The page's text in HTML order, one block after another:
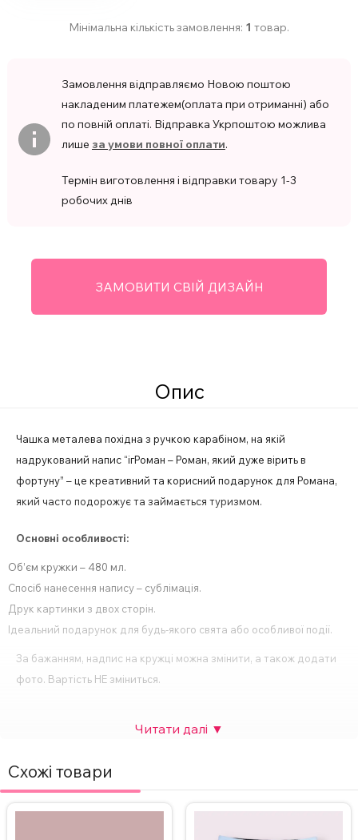
Мінімальна кількість замовлення: 1 товар.
Замовлення відправляємо Новою поштою
накладеним платежем(оплата при отриманні) або
по повній оплаті. Відправка Укрпоштою можлива
лише за умови повної оплати.
Термін виготовлення і відправки товару 1-3
робочих днів
ЗАМОВИТИ СВІЙ ДИЗАЙН
Опис
Чашка металева похідна з ручкою карабіном, на якій
надрукований напис “ігРоман – Роман, який дуже вірить в
фортуну” – це креативний та корисний подарунок для Романа,
який часто подорожує та займається туризмом.
Основні особливості:
Об’єм кружки – 480 мл.
Спосіб нанесення напису – сублімація.
Друк картинки з двох сторін.
Ідеальний подарунок для будь-якого свята або особливої події.
За бажанням, надпис на кружці можна змінити, а також додати
фото. Вартість НЕ зміниться.
з нами в Інстаграмі, Телеграмі або залиште заявку на сайті.
ВАЖЛИВО!Щоб не пошкодити принт, не рекомендується мити
кружку в посудомийній машині.
Схожі товари